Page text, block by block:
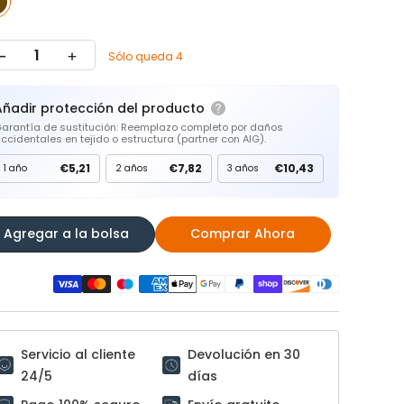
Sólo queda 4
protección del producto
de sustitución: Reemplazo completo por daños
en tejido o estructura (partner con AIG).
1 año €5,21 2 años €7,82 3 años €10,43
Agregar a la bolsa Comprar Ahora
Servicio al cliente
24/5
Devolución en 30
días